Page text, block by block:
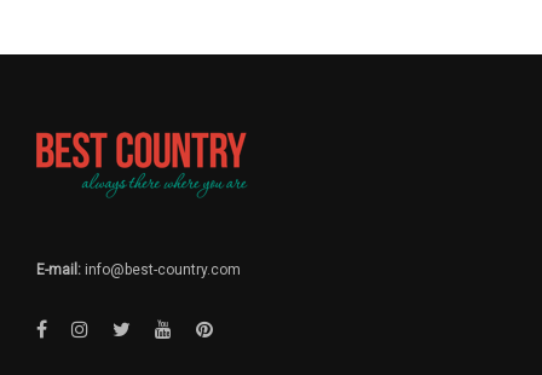
E-mail: info@best-country.com